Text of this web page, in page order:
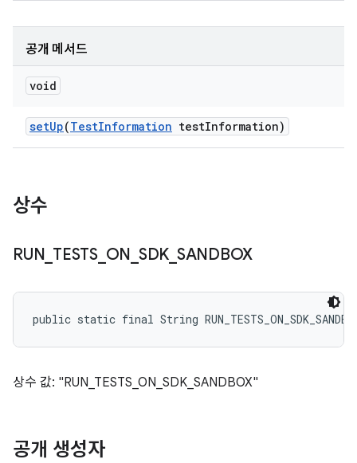
공개 메서드
void
setUp(TestInformation testInformation)
상수
RUN TESTS_ ON SDK SANDBOX
public static final String
상수 값: "RUN_TESTS_ON_SDK_SANDBOX"
공개 생성자